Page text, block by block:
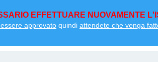
EFFETTUARE NUOVAMENTE
approvato quindi attendete che venga